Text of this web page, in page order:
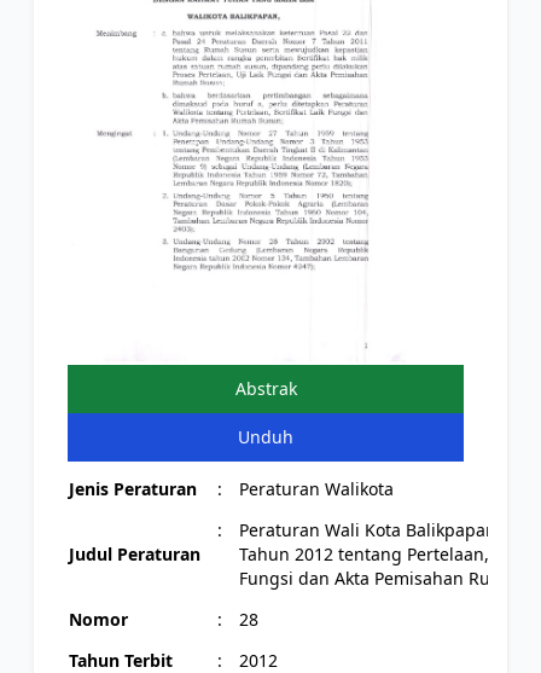
Abstrak
Unduh
Jenis Peraturan : Peraturan Walikota
Judul Peraturan
:
Peraturan Wali Kota Balikpapan
Tahun 2012 tentang Pertelaan,
Fungsi dan Akta Pemisahan Rumah
Nomor
:
28
Tahun Terbit
:
2012